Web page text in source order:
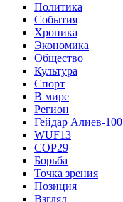
Политика
События
Хроника
Экономика
Общество
Культура
Спорт
В мире
Регион
Гейдар Алиев-100
WUF13
COP29
Борьба
Точка зрения
Позиция
Взгляд